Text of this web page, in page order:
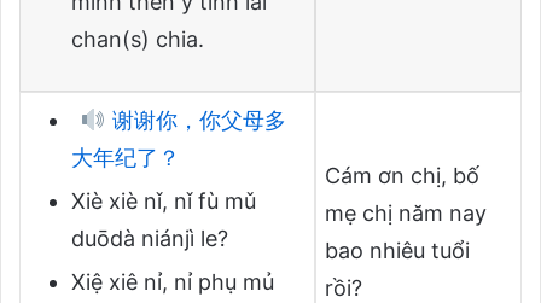
chan(s) chia.
谢谢你，你父母多
大年纪了？
Xiè xiè nǐ, nǐ fù mǔ
duōdà niánjì le?
Xiệ xiê nỉ, nỉ phụ mủ
Cám ơn chị, bố
mẹ chị năm nay
bao nhiêu tuổi
rồi?